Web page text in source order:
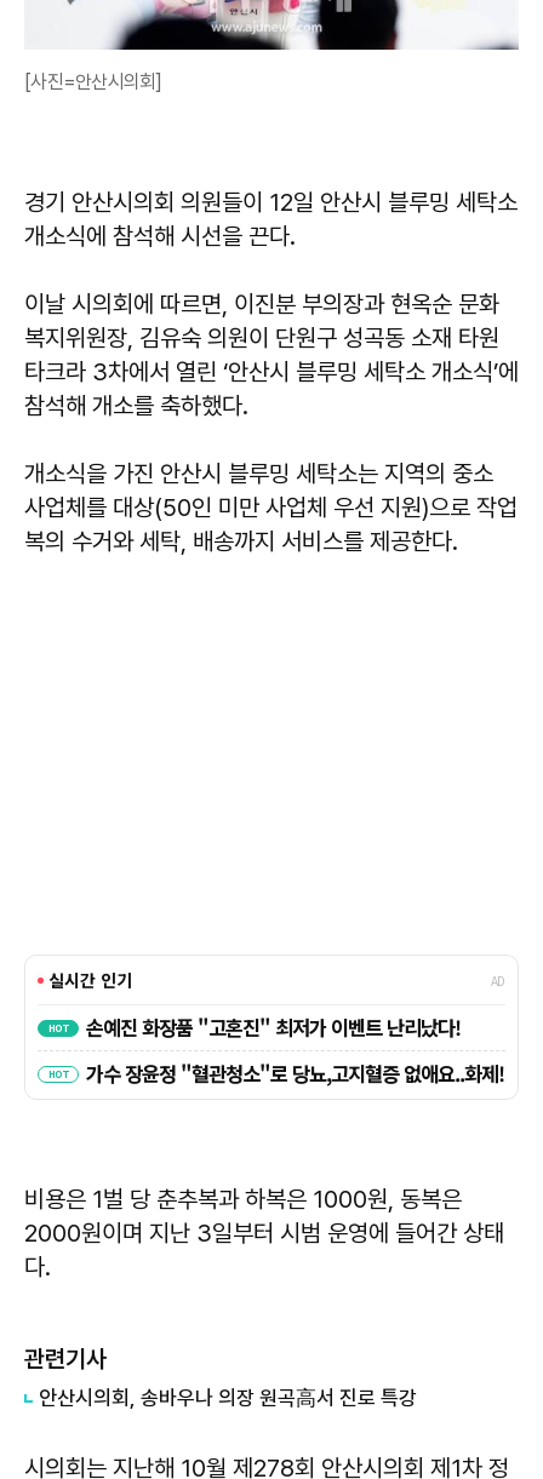
[사진=안산시의회]
경기 안산시의회 의원들이 12일 안산시 블루밍 세탁소
개소식에 참석해 시선을 끈다.
이날 시의회에 따르면, 이진분 부의장과 현옥순 문화
복지위원장, 김유숙 의원이 단원구 성곡동 소재 타원
타크라 3차에서 열린 ‘안산시 블루밍 세탁소 개소식’에
참석해 개소를 축하했다.
개소식을 가진 안산시 블루밍 세탁소는 지역의 중소
사업체를 대상(50인 미만 사업체 우선 지원)으로 작업
복의 수거와 세탁, 배송까지 서비스를 제공한다.
비용은 1벌 당 춘추복과 하복은 1000원, 동복은
2000원이며 지난 3일부터 시범 운영에 들어간 상태
다.
관련기사
안산시의회, 송바우나 의장 원곡高서 진로 특강
시의회는 지난해 10월 제278회 안산시의회 제1차 정